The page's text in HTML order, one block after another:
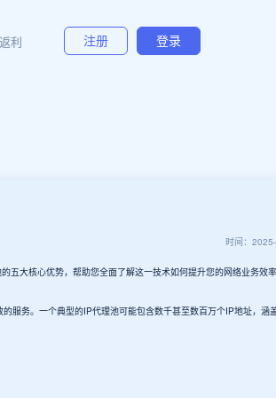
利 注册 登录
时间：
五大核心优势，帮助您全面了解这一技术如何提升您的网络业务效率
服务。一个典型的IP代理池可能包含数千甚至数百万个IP地址，涵